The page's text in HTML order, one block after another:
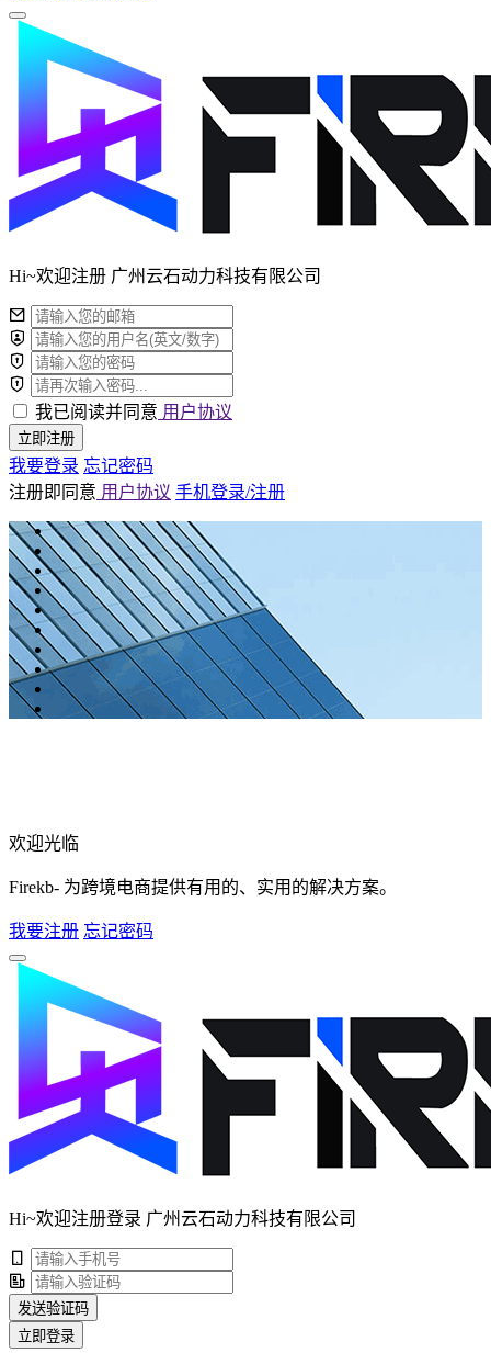
Hi~欢迎注册 广州云石动力科技有限公司
我已阅读并同意 用户协议
立即注册
我要登录 忘记密码
注册即同意 用户协议 手机登录/注册
欢迎光临
Firekb- 为跨境电商提供有用的、实用的解决方案。
我要注册 忘记密码
Hi~欢迎注册登录 广州云石动力科技有限公司
发送验证码
立即登录